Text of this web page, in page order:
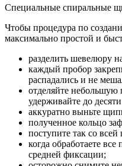
Специальные спиральные
Чтобы процедура по
максимально простой и
разделить шевелюру
каждый пробор
распадались и не
отделяйте
удерживайте до
аккуратно выньте
полученное кольцо
поступите так со
когда обработаете
средней фиксации;